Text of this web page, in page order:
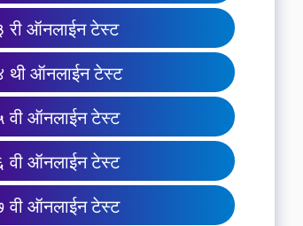
री ऑनलाईन टेस्ट
थी ऑनलाईन टेस्ट
वी ऑनलाईन टेस्ट
वी ऑनलाईन टेस्ट
वी ऑनलाईन टेस्ट